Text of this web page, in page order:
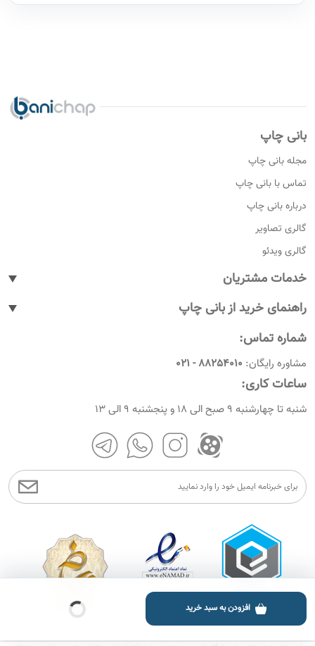
افزودن به سبد خرید
بانی چاپ
مجله بانی چاپ
تماس با بانی چاپ
درباره بانی چاپ
گالری تصاویر
گالری ویدئو
خدمات مشتریان
پیگیری سفارشات
رویه های بازگرداندن کالا
شرایط و قوانین
راهنمای خرید از بانی چاپ
نحوه ثبت سفارش
نحوه ثبت نام
نحوه ارسال سفارشات
راهنمای پرداخت
شماره تماس:
مشاوره رایگان: 88254010 - 021
ساعات کاری:
شنبه تا چهارشنبه 9 صبح الی 18 و پنجشنبه 9 الی 13